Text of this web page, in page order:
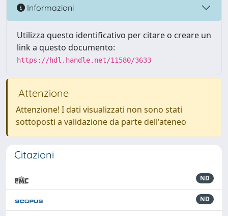
Informazioni
Utilizza questo identificativo per citare o creare un
link a questo documento:
https://hdl.handle.net/11580/3633
Attenzione
Attenzione! I dati visualizzati non sono stati
sottoposti a validazione da parte dell'ateneo
Citazioni
ND
ND